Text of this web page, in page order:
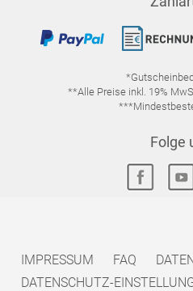
**Alle Preise inkl. 19%
Folge
IMPRESSUM FAQ
DATENSCHUTZ-